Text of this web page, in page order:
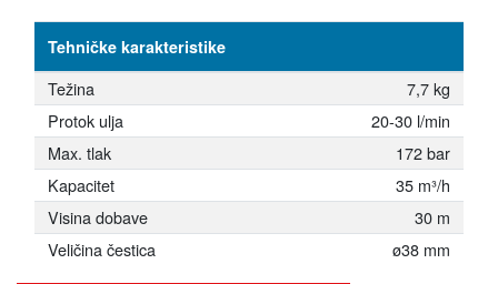
Tehničke karakteristike
Težina
7,7 kg
Protok ulja
20-30 l/min
Max. tlak
172 bar
Kapacitet
35 m³/h
Visina dobave
30 m
Veličina čestica
ø38 mm